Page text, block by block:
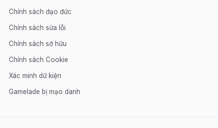
Chính sách đạo đức
Chính sách sửa lỗi
Chính sách sở hữu
Chính sách Cookie
Xác minh dữ kiện
Gamelade bị mạo danh